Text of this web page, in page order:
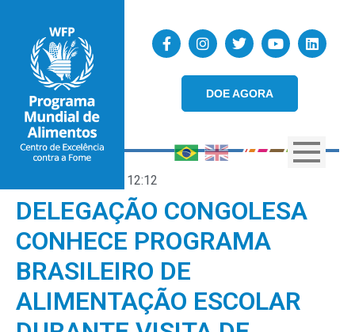
DOE AGORA
12:12
DELEGAÇÃO CONGOLESA
CONHECE PROGRAMA
BRASILEIRO DE
ALIMENTAÇÃO ESCOLAR